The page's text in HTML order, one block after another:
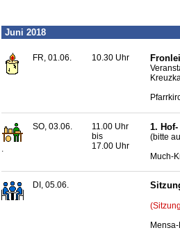
Juni 2018
FR, 01.06. 10.30 Uhr
SO, 03.06.
11.00 Uhr
bis
17.00 Uhr
1.
(bitte
Much-
DI, 05.06.